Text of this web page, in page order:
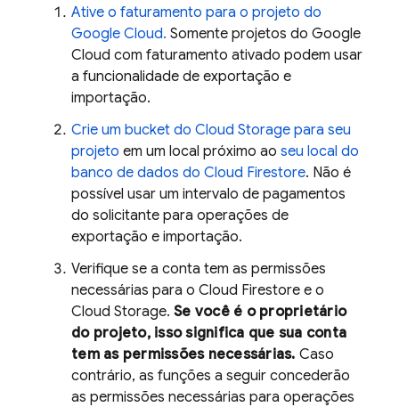
Ative o faturamento para o projeto do
Google Cloud. Somente projetos do Google
Cloud com faturamento ativado podem usar
a funcionalidade de exportação e
importação.
Crie um bucket do Cloud Storage para seu
projeto em um local próximo ao seu local do
banco de dados do Cloud Firestore. Não é
possível usar um intervalo de pagamentos
do solicitante para operações de
exportação e importação.
Verifique se a conta tem as permissões
necessárias para o Cloud Firestore e o
Cloud Storage. Se você é o proprietário
do projeto, isso significa que sua conta
tem as permissões necessárias. Caso
contrário, as funções a seguir concederão
as permissões necessárias para operações